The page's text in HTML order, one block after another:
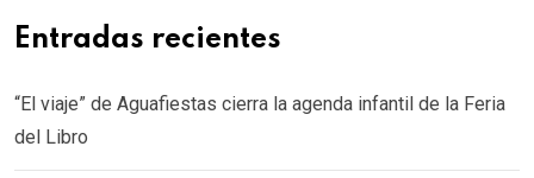
Entradas recientes
“El viaje” de Aguafiestas cierra la agenda infantil de la Feria
del Libro